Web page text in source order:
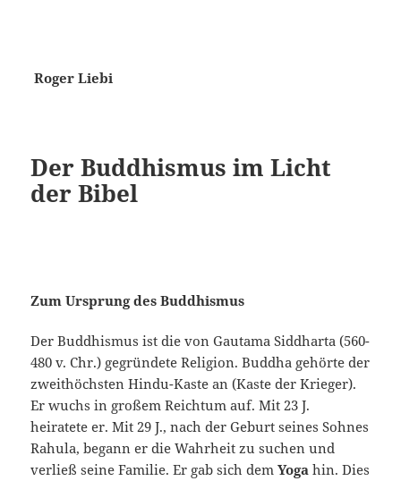
Roger Liebi
Der Buddhismus im Licht
der Bibel
Zum Ursprung des Buddhismus
Der Buddhismus ist die von Gautama Siddharta (560-
480 v. Chr.) gegründete Religion. Buddha gehörte der
zweithöchsten Hindu-Kaste an (Kaste der Krieger).
Er wuchs in großem Reichtum auf. Mit 23 J.
heiratete er. Mit 29 J., nach der Geburt seines Sohnes
Rahula, begann er die Wahrheit zu suchen und
verließ seine Familie. Er gab sich demYoga hin. Dies